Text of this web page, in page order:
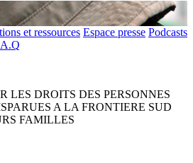
et ressources Espace presse Podcasts
LES DROITS DES PERSONNES
A LA FRONTIERE SUD
FAMILLES